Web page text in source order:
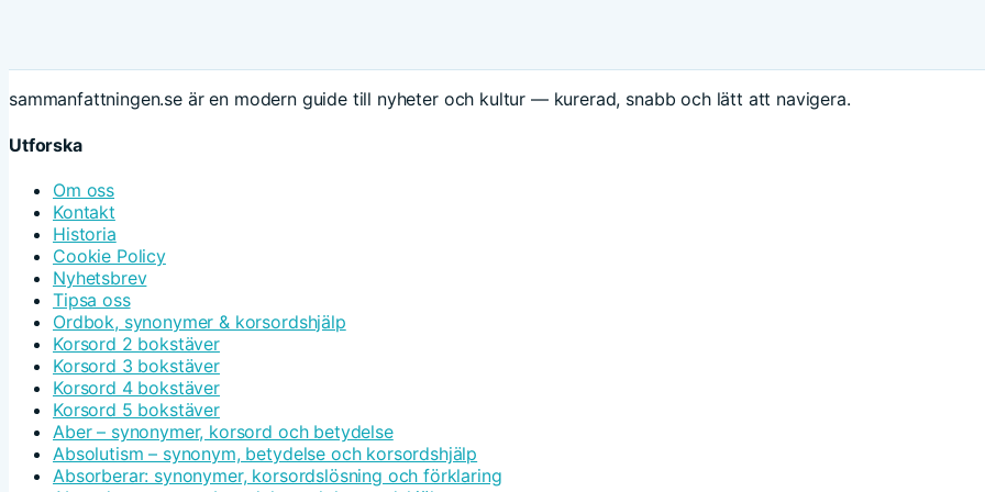
sammanfattningen.se är en modern guide till nyheter och kultur — kurerad, snabb och lätt att navigera.
Utforska
Om oss
Kontakt
Historia
Cookie Policy
Nyhetsbrev
Tipsa oss
Ordbok, synonymer & korsordshjälp
Korsord 2 bokstäver
Korsord 3 bokstäver
Korsord 4 bokstäver
Korsord 5 bokstäver
Aber – synonymer, korsord och betydelse
Absolutism – synonym, betydelse och korsordshjälp
Absorberar: synonymer, korsordslösning och förklaring